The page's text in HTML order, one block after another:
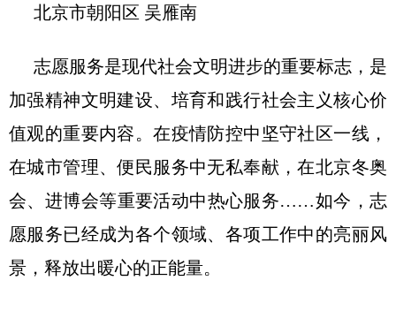
北京市朝阳区 吴雁南
志愿服务是现代社会文明进步的重要标志，是
加强精神文明建设、培育和践行社会主义核心价
值观的重要内容。在疫情防控中坚守社区一线，
在城市管理、便民服务中无私奉献，在北京冬奥
会、进博会等重要活动中热心服务……如今，志
愿服务已经成为各个领域、各项工作中的亮丽风
景，释放出暖心的正能量。